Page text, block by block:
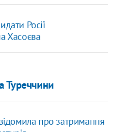
Росії
Хасоєва
Туреччини
про затримання